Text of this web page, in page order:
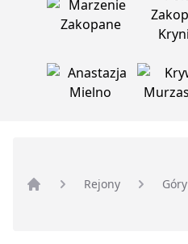
Rejony Góry